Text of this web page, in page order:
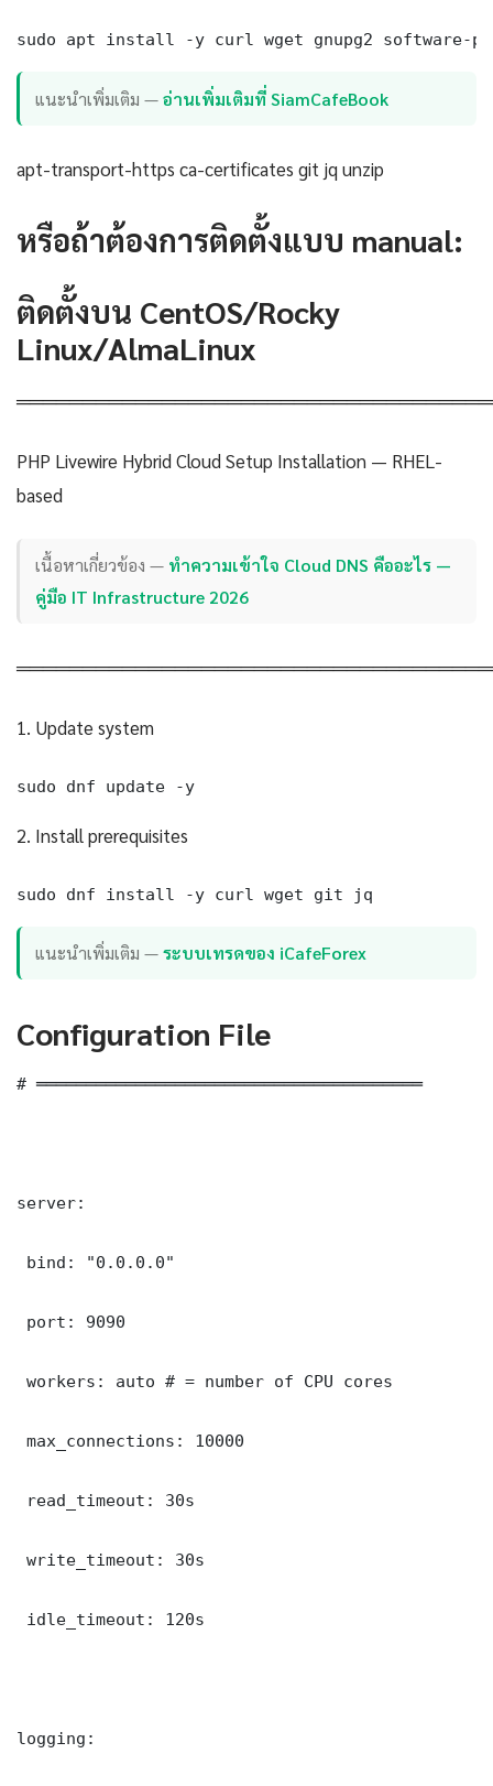
sudo apt install -y curl wget gnupg2 software-
แนะนำเพิ่มเติม —อ่านเพิ่มเติมที่ SiamCafeBook
apt-transport-https ca-certificates git jq unzip
หรือถ้าต้องการติดตั้งแบบ manual:
ติดตั้งบน CentOS/Rocky
Linux/AlmaLinux
PHP Livewire Hybrid Cloud Setup Installation — RHEL-
based
เนื้อหาเกี่ยวข้อง — ทำความเข้าใจ Cloud DNS คืออะไร —
คู่มือ IT Infrastructure 2026
1. Update system
sudo dnf update -y
2. Install prerequisites
sudo dnf install -y curl wget git jq
แนะนำเพิ่มเติม —ระบบเทรดของ iCafeForex
Configuration File
# ═══════════════════════════════════════
server:
bind: "0.0.0.0"
port: 9090
workers: auto # = number of CPU cores
max_connections: 10000
read_timeout: 30s
write_timeout: 30s
idle_timeout: 120s
logging: